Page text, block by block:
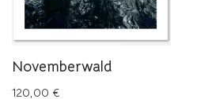
Novemberwald
120,00 €